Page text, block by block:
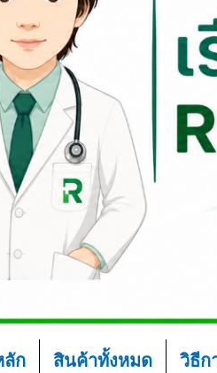
ก สินค้าทั้งหมด วิธีก